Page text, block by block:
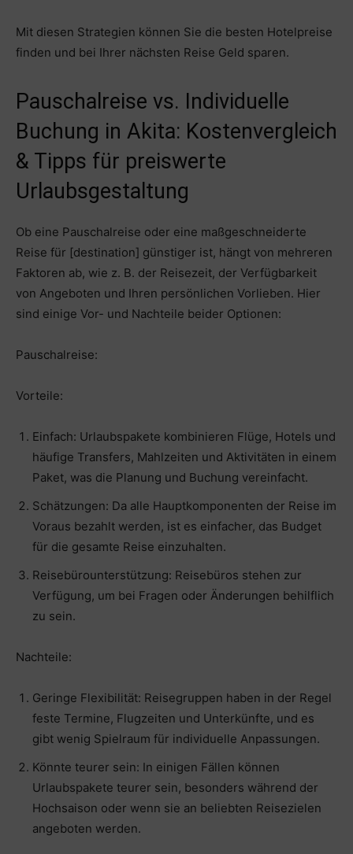
Mit diesen Strategien können Sie die besten Hotelpreise
finden und bei Ihrer nächsten Reise Geld sparen.
Pauschalreise vs. Individuelle
Buchung in Akita: Kostenvergleich
& Tipps für preiswerte
Urlaubsgestaltung
Ob eine Pauschalreise oder eine maßgeschneiderte
Reise für [destination] günstiger ist, hängt von mehreren
Faktoren ab, wie z. B. der Reisezeit, der Verfügbarkeit
von Angeboten und Ihren persönlichen Vorlieben. Hier
sind einige Vor- und Nachteile beider Optionen:
Pauschalreise:
Vorteile:
Einfach: Urlaubspakete kombinieren Flüge, Hotels und
häufige Transfers, Mahlzeiten und Aktivitäten in einem
Paket, was die Planung und Buchung vereinfacht.
Schätzungen: Da alle Hauptkomponenten der Reise im
Voraus bezahlt werden, ist es einfacher, das Budget
für die gesamte Reise einzuhalten.
Reisebürounterstützung: Reisebüros stehen zur
Verfügung, um bei Fragen oder Änderungen behilflich
zu sein.
Nachteile:
Geringe Flexibilität: Reisegruppen haben in der Regel
feste Termine, Flugzeiten und Unterkünfte, und es
gibt wenig Spielraum für individuelle Anpassungen.
Könnte teurer sein: In einigen Fällen können
Urlaubspakete teurer sein, besonders während der
Hochsaison oder wenn sie an beliebten Reisezielen
angeboten werden.